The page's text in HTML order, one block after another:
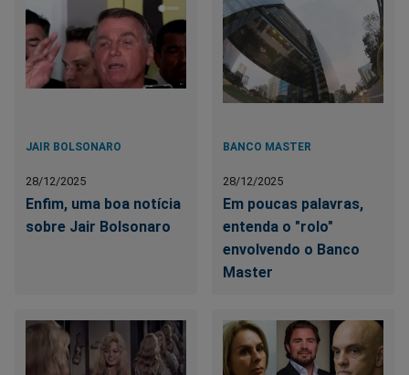
JAIR BOLSONARO
28/12/2025
Enfim, uma boa notícia
sobre Jair Bolsonaro
BANCO MASTER
28/12/2025
Em poucas palavras,
entenda o "rolo"
envolvendo o Banco
Master